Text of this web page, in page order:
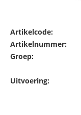
Artikelcode:
Artikelnummer:
Groep:
Uitvoering: